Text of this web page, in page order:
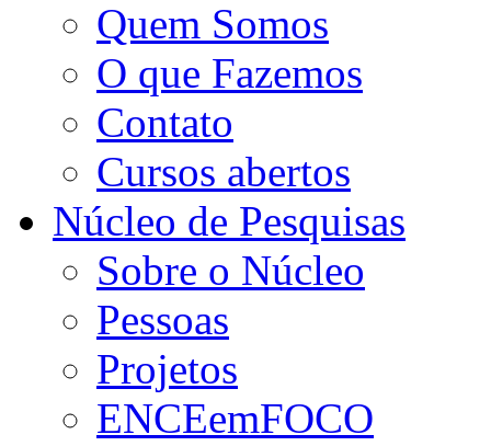
Quem Somos
O que Fazemos
Contato
Cursos abertos
Núcleo de Pesquisas
Sobre o Núcleo
Pessoas
Projetos
ENCEemFOCO